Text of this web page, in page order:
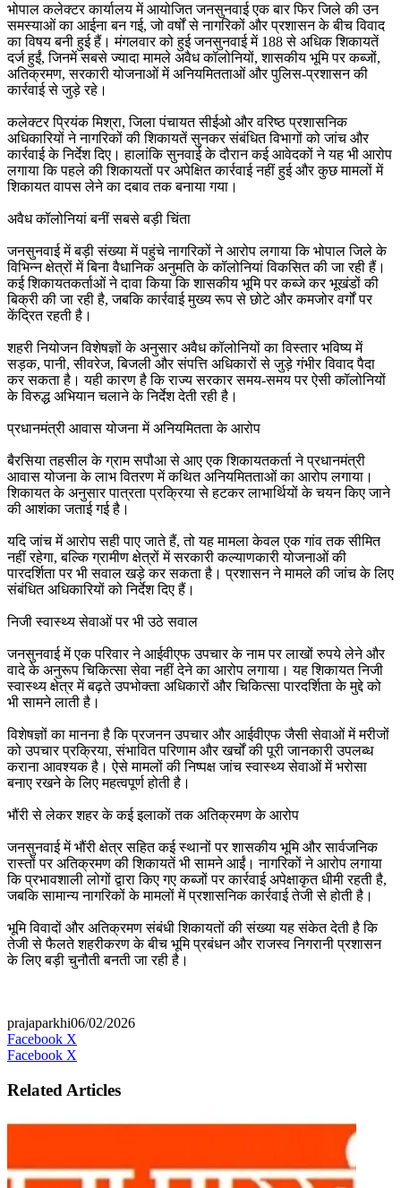
भोपाल कलेक्टर कार्यालय में आयोजित जनसुनवाई एक बार फिर जिले की उन
समस्याओं का आईना बन गई, जो वर्षों से नागरिकों और प्रशासन के बीच विवाद
का विषय बनी हुई हैं। मंगलवार को हुई जनसुनवाई में 188 से अधिक शिकायतें
दर्ज हुईं, जिनमें सबसे ज्यादा मामले अवैध कॉलोनियों, शासकीय भूमि पर कब्जों,
अतिक्रमण, सरकारी योजनाओं में अनियमितताओं और पुलिस-प्रशासन की
कार्रवाई से जुड़े रहे।
कलेक्टर प्रियंक मिश्रा, जिला पंचायत सीईओ और वरिष्ठ प्रशासनिक
अधिकारियों ने नागरिकों की शिकायतें सुनकर संबंधित विभागों को जांच और
कार्रवाई के निर्देश दिए। हालांकि सुनवाई के दौरान कई आवेदकों ने यह भी आरोप
लगाया कि पहले की शिकायतों पर अपेक्षित कार्रवाई नहीं हुई और कुछ मामलों में
शिकायत वापस लेने का दबाव तक बनाया गया।
अवैध कॉलोनियां बनीं सबसे बड़ी चिंता
जनसुनवाई में बड़ी संख्या में पहुंचे नागरिकों ने आरोप लगाया कि भोपाल जिले के
विभिन्न क्षेत्रों में बिना वैधानिक अनुमति के कॉलोनियां विकसित की जा रही हैं।
कई शिकायतकर्ताओं ने दावा किया कि शासकीय भूमि पर कब्जे कर भूखंडों की
बिक्री की जा रही है, जबकि कार्रवाई मुख्य रूप से छोटे और कमजोर वर्गों पर
केंद्रित रहती है।
शहरी नियोजन विशेषज्ञों के अनुसार अवैध कॉलोनियों का विस्तार भविष्य में
सड़क, पानी, सीवरेज, बिजली और संपत्ति अधिकारों से जुड़े गंभीर विवाद पैदा
कर सकता है। यही कारण है कि राज्य सरकार समय-समय पर ऐसी कॉलोनियों
के विरुद्ध अभियान चलाने के निर्देश देती रही है।
प्रधानमंत्री आवास योजना में अनियमितता के आरोप
बैरसिया तहसील के ग्राम सपौआ से आए एक शिकायतकर्ता ने प्रधानमंत्री
आवास योजना के लाभ वितरण में कथित अनियमितताओं का आरोप लगाया।
शिकायत के अनुसार पात्रता प्रक्रिया से हटकर लाभार्थियों के चयन किए जाने
की आशंका जताई गई है।
यदि जांच में आरोप सही पाए जाते हैं, तो यह मामला केवल एक गांव तक सीमित
नहीं रहेगा, बल्कि ग्रामीण क्षेत्रों में सरकारी कल्याणकारी योजनाओं की
पारदर्शिता पर भी सवाल खड़े कर सकता है। प्रशासन ने मामले की जांच के लिए
संबंधित अधिकारियों को निर्देश दिए हैं।
निजी स्वास्थ्य सेवाओं पर भी उठे सवाल
जनसुनवाई में एक परिवार ने आईवीएफ उपचार के नाम पर लाखों रुपये लेने और
वादे के अनुरूप चिकित्सा सेवा नहीं देने का आरोप लगाया। यह शिकायत निजी
स्वास्थ्य क्षेत्र में बढ़ते उपभोक्ता अधिकारों और चिकित्सा पारदर्शिता के मुद्दे को
भी सामने लाती है।
विशेषज्ञों का मानना है कि प्रजनन उपचार और आईवीएफ जैसी सेवाओं में मरीजों
को उपचार प्रक्रिया, संभावित परिणाम और खर्चों की पूरी जानकारी उपलब्ध
कराना आवश्यक है। ऐसे मामलों की निष्पक्ष जांच स्वास्थ्य सेवाओं में भरोसा
बनाए रखने के लिए महत्वपूर्ण होती है।
भौंरी से लेकर शहर के कई इलाकों तक अतिक्रमण के आरोप
जनसुनवाई में भौंरी क्षेत्र सहित कई स्थानों पर शासकीय भूमि और सार्वजनिक
रास्तों पर अतिक्रमण की शिकायतें भी सामने आईं। नागरिकों ने आरोप लगाया
कि प्रभावशाली लोगों द्वारा किए गए कब्जों पर कार्रवाई अपेक्षाकृत धीमी रहती है,
जबकि सामान्य नागरिकों के मामलों में प्रशासनिक कार्रवाई तेजी से होती है।
भूमि विवादों और अतिक्रमण संबंधी शिकायतों की संख्या यह संकेत देती है कि
तेजी से फैलते शहरीकरण के बीच भूमि प्रबंधन और राजस्व निगरानी प्रशासन
के लिए बड़ी चुनौती बनती जा रही है।
prajaparkhi06/02/2026
Facebook X
Facebook X
Related Articles